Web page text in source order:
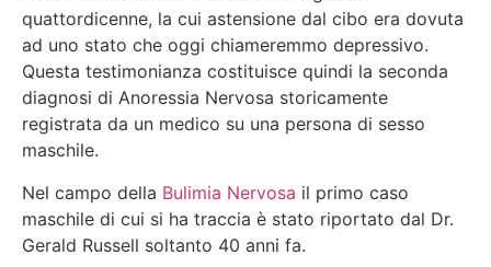
quattordicenne, la cui astensione dal cibo era dovuta
ad uno stato che oggi chiameremmo depressivo.
Questa testimonianza costituisce quindi la seconda
diagnosi di Anoressia Nervosa storicamente
registrata da un medico su una persona di sesso
maschile.
Nel campo della Bulimia Nervosa il primo caso
maschile di cui si ha traccia è stato riportato dal Dr.
Gerald Russell soltanto 40 anni fa.